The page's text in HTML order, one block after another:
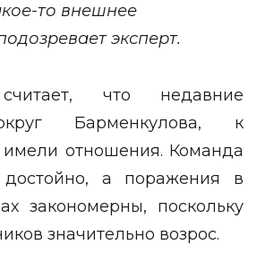
то внешнее
эксперт.
что недавние
Барменкулова, к
отношения. Команда
а поражения в
закономерны, поскольку
значительно возрос.